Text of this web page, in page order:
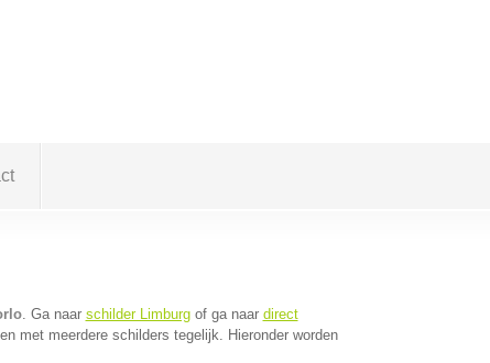
. Ga naar schilder Limburgof ga naar direct
met meerdere schilders tegelijk. Hieronder worden